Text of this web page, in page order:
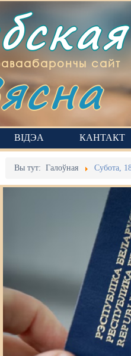
сайт
ВІДЭА КАНТАКТ
Вы тут:Галоўная Субота,